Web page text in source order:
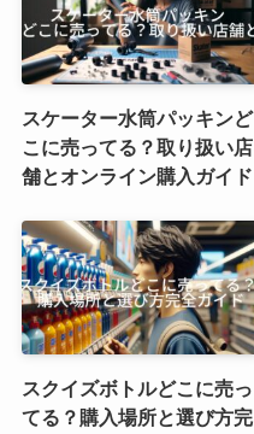
スケーター水筒パッキンど
こに売ってる？取り扱い店
舗とオンライン購入ガイド
スクイズボトルどこに売っ
てる？購入場所と選び方完